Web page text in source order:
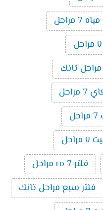
فلتر ro 7 مراحل
فلتر سبع مراحل تانك